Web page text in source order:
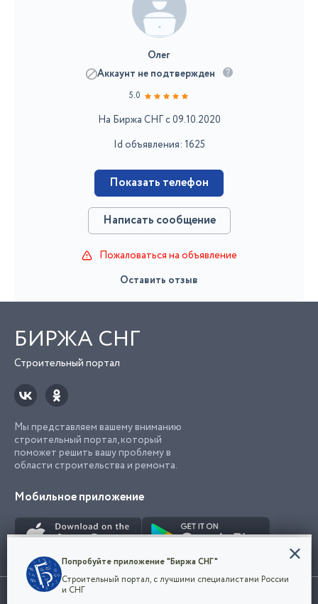
Олег
Аккаунт не подтвержден
5.0
На Биржа СНГ с 09.10.2020
Id объявления: 1625
Показать телефон
Написать сообщение
Пожаловаться на объявление
Оставить отзыв
БИРЖА СНГ
Строительный портал
Мы представляем вашему вниманию
строительный портал, который
поможет решить вашу проблему в
области строительства и ремонта.
Мобильное приложение
Использование сайта, в том числе подача объявлений, означает
Конфиденциальность
Мы используем файлы cookie, чтобы сделать
наш сайт удобным для каждого
Попробуйте приложение "Биржа СНГ"
Строительный портал, с лучшими специалистами России
и СНГ